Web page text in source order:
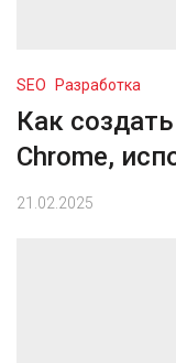
SEO Разработка
Как
Chrome,
21.02.2025